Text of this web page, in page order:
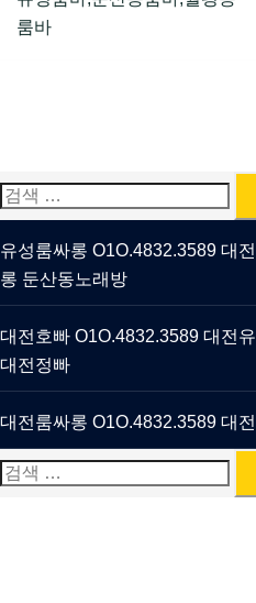
룸바
검
색:
유성룸싸롱 O1O.4832.3589 대
롱 둔산동노래방
대전호빠 O1O.4832.3589 대전
대전정빠
대전룸싸롱 O1O.4832.3589 대
검